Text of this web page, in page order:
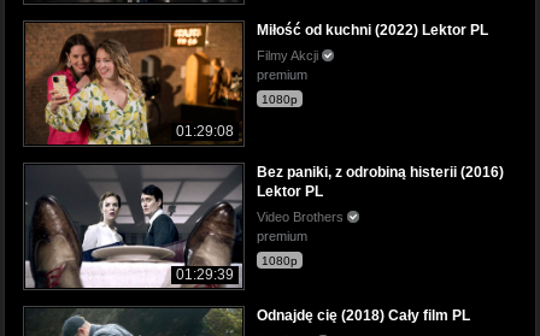
01:29:08
Miłość od kuchni (2022) Lektor PL
Filmy Akcji
premium
1080p
01:29:39
Bez paniki, z odrobiną histerii (2016)
Lektor PL
Video Brothers
premium
1080p
Odnajdę cię (2018) Cały film PL